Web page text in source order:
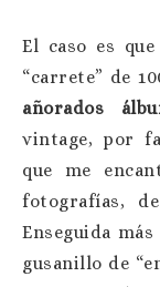
El caso es
“carrete” de
añorados
vintage, por
que me
fotografías,
Enseguida
gusanillo de